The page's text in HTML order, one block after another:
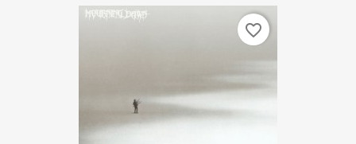
favorite_border